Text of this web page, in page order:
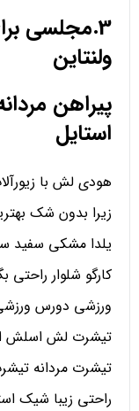
3.مجلسی
ولنتاین
پیراهن
استایل
هودی لش با
زیرا بدون شک
یلدا مشکی سفید
کارگو شلوار
ورزشی دورس
تیشرت لش اسلش
تیشرت مردانه
راحتی زیبا شیک